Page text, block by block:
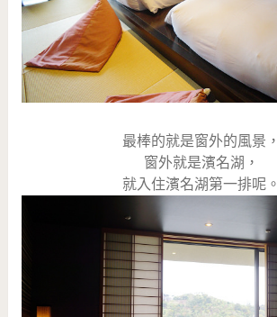
最棒的就是窗外的風景，
窗外就是濱名湖，
就入住濱名湖第一排呢。